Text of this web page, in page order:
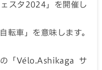
スタ2024」を開催し
転車」を意味します。
の「Vélo.Ashikaga サ